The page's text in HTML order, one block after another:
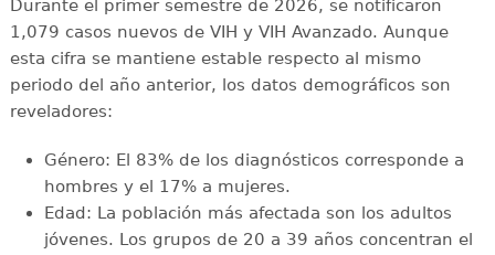
Durante el primer semestre de 2026, se notificaron
1,079 casos nuevos de VIH y VIH Avanzado. Aunque
esta cifra se mantiene estable respecto al mismo
periodo del año anterior, los datos demográficos son
reveladores:
Género: El 83% de los diagnósticos corresponde a
hombres y el 17% a mujeres.
Edad: La población más afectada son los adultos
jóvenes. Los grupos de 20 a 39 años concentran el